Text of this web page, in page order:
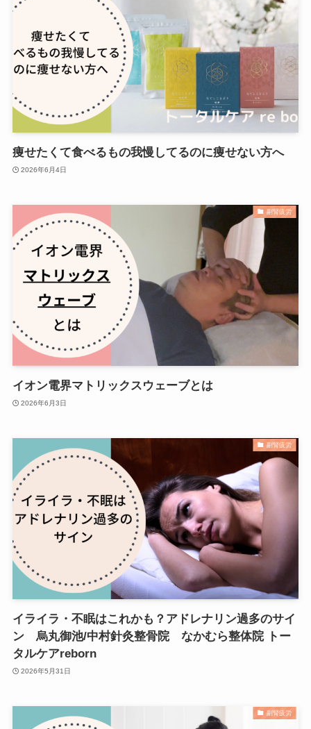
痩せたくて食べるもの我慢してるのに痩せない方へ
2026年6月4日
副腎疲労
イオン電界マトリックスウェーブとは
2026年6月3日
副腎疲労
イライラ・不眠はこれかも？アドレナリン過多のサイ
ン 烏丸御池/中村針灸整骨院 なかむら整体院 トー
タルケアreborn
2026年5月31日
副腎疲労